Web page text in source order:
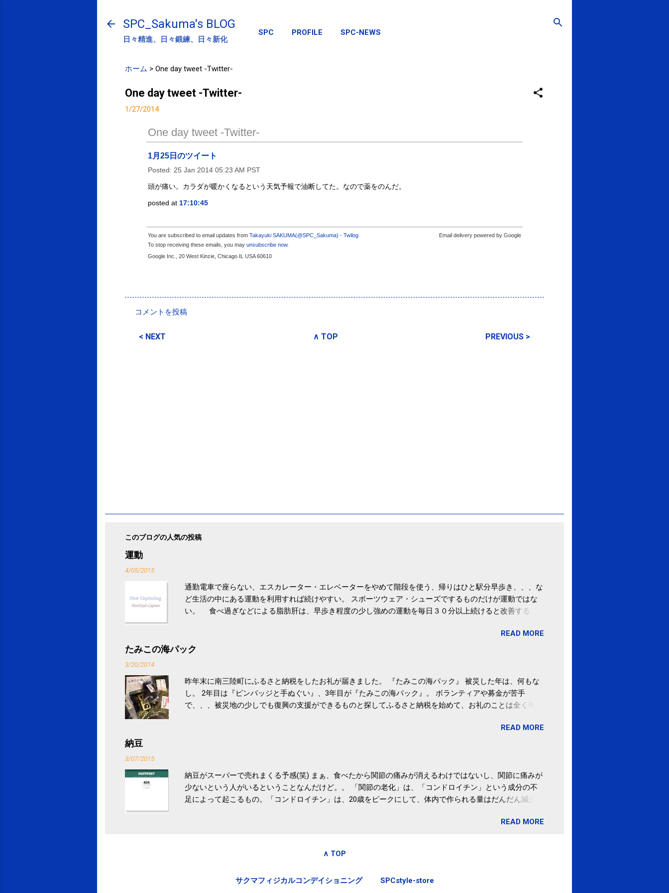
SPC_Sakuma's BLOG
日々精進、日々鍛練、日々新化
SPC PROFILE SPC-NEWS
ホーム > One day tweet -Twitter-
One day tweet -Twitter-
1/27/2014
One day tweet -Twitter-
1月25日のツイート
Posted: 25 Jan 2014 05:23 AM PST
頭が痛い。カラダが暖かくなるという天気予報で油断してた。なので薬をのんだ。
posted at 17:10:45
You are subscribed to email updates from Takayuki SAKUMA(@SPC_Sakuma) - Twilog
To stop receiving these emails, you may unsubscribe now.
Email delivery powered by Google
Google Inc., 20 West Kinzie, Chicago IL USA 60610
メ
コメントを投稿
< NEXT ∧ TOP PREVIOUS >
このブログの人気の投稿
運動
4/05/2015
通勤電車で座らない、エスカレーター・エレベーターをやめて階段を使う、帰りはひと駅分早歩き、、、な
ど生活の中にある運動を利用すれば続けやすい。 スポーツウェア・シューズでするものだけが運動ではな
い。 食べ過ぎなどによる脂肪肝は、早歩き程度の少し強めの運動を毎日３０分以上続けると改善する、
ル性脂肪性肝疾患。体重は減らなくても効果があるという。 正田教授は「汗ばむ程度の運動を毎日３０分
続けることが有用」としている。 脂肪肝、毎日３０分の早歩きで改善 筑波大「減量しなくても効果」 -
READ MORE
たみこの海パック
3/20/2014
昨年末に南三陸町にふるさと納税をしたお礼が届きました。 『たみこの海パック』 被災した年は、何もな
し。 2年目は『ピンバッジと手ぬぐい』、3年目が『たみこの海パック』。 ボランティアや募金が苦手
で、、、被災地の少しでも復興の支援ができるものと探してふるさと納税を始めて、お礼のことは全く考え
税になるということもあって始めたのですが、節税になるほど稼げていないのでこちらの目的は......。 総務
READ MORE
納豆
3/07/2015
納豆がスーパーで売れまくる予感(笑) まぁ、食べたから関節の痛みが消えるわけではないし、関節に痛みが
少ないという人がいるということなんだけど。。 「関節の老化」は、「コンドロイチン」という成分の不
足によって起こるもの。「コンドロイチン」は、20歳をピークにして、体内で作られる量はだんだん減少し
いためには、食生活で「コンドロイチン」を補うことが大切。そして「コンドロイチン」という成分は、納
豆」！ 1日1パックでコンドロイチン補給 | セルフドクターニュース 賞味期限は気にしたことがなかった。
味しい食べかた」は、 ・賞味期限ギリギリで食べる。 ・白い泡が全体に行き渡る程度かき混ぜる。 ・タレ
READ MORE
∧ TOP
サクマフィジカルコンデイショニング SPCstyle-store